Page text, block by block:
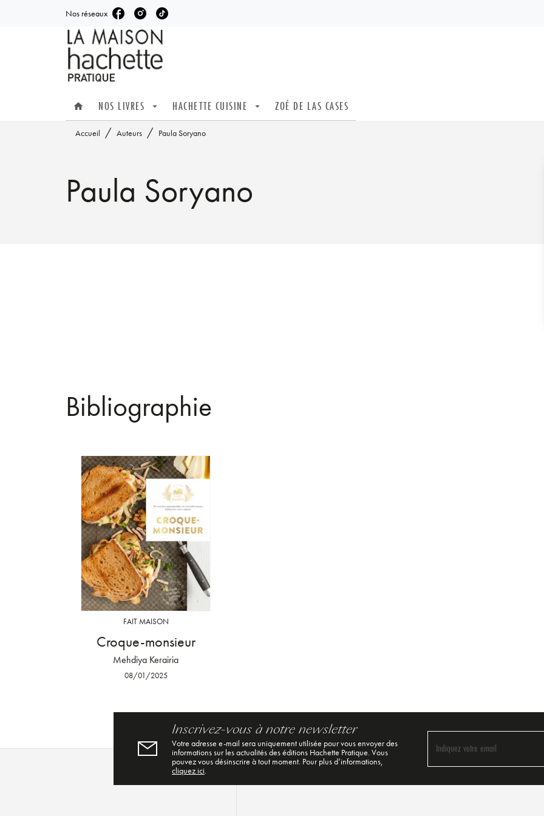
MENU RECHERCHE
Nos réseaux
home NOS LIVRES arrow_drop_down HACHETTE CUISINE arrow_drop_down ZOÉ DE LAS CASES
Accueil / Auteurs / Paula Soryano
Paula Soryano
Bibliographie
FAIT MAISON
Croque-monsieur
Mehdiya Kerairia
08/01/2025
Inscrivez-vous à notre newsletter
Votre adresse e-mail sera uniquement utilisée pour vous envoyer des
informations sur les actualités des éditions Hachette Pratique. Vous
pouvez vous désinscrire à tout moment. Pour plus d’informations,
cliquez ici.
Indiquez votre email